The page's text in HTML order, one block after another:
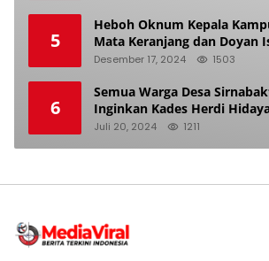
5
Heboh Oknum Kepala
Mata Keranjang dan Doyan
Desember 17, 2024 1503
6
Semua Warga Desa
Inginkan Kades Herdi
Berhentikan Dari Jabatan nya
Juli 20, 2024 1211